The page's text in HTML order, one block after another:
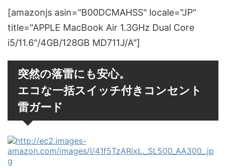
[amazonjs asin="B00DCMAHSS" locale="JP"
title="APPLE MacBook Air 1.3GHz Dual Core
i5/11.6"/4GB/128GB MD711J/A"]
突然の落雷にも安心。
エコな一括スイッチ付きコンセント
雷ガード